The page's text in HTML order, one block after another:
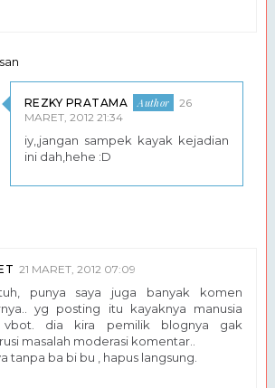
REZKY PRATAMA
26
MARET, 2012 21:34
iy,,jangan sampek kayak kejadian
ini dah,hehe :D
21 MARET, 2012 07:09
punya saya juga banyak komen
yg posting itu kayaknya manusia
vbot. dia kira pemilik blognya gak
masalah moderasi komentar..
tanpa ba bi bu , hapus langsung.